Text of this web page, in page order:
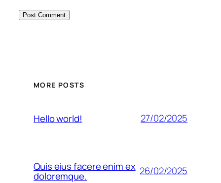
MORE POSTS
Hello world! 27/02/2025
Quis eius facere enim ex
doloremque. 26/02/2025